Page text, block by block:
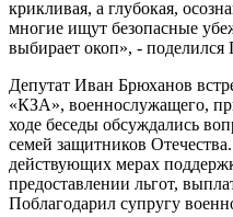
крикливая, а глубокая,
многие ищут безопасные
выбирает окоп», -
Депутат Иван Брюханов
«КЗА», военнослужащего,
ходе беседы обсуждались
семей защитников
действующих мерах
предоставлении льгот,
Поблагодарил супругу